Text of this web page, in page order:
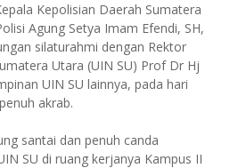
Kepolisian Daerah Sumatera
Agung Setya Imam Efendi, SH,
silaturahmi dengan Rektor
Utara (UIN SU) Prof Dr Hj
UIN SU lainnya, pada hari
akrab.
santai dan penuh canda
SU di ruang kerjanya Kampus II